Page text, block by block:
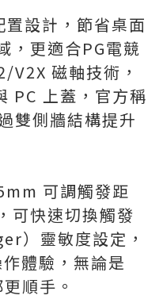
設計，節省桌面
，更適合PG電競
V2X 磁軸技術，
PC 上蓋，官方稱
雙側牆結構提升
可調觸發距
可快速切換觸發
）靈敏度設定，
體驗，無論是
順手。